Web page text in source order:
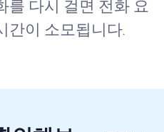
를 다시 걸면 전화 요
간이 소모됩니다.